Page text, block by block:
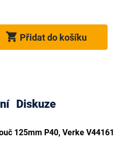
Přidat do košíku
Diskuze
125mm P40, Verke V44161